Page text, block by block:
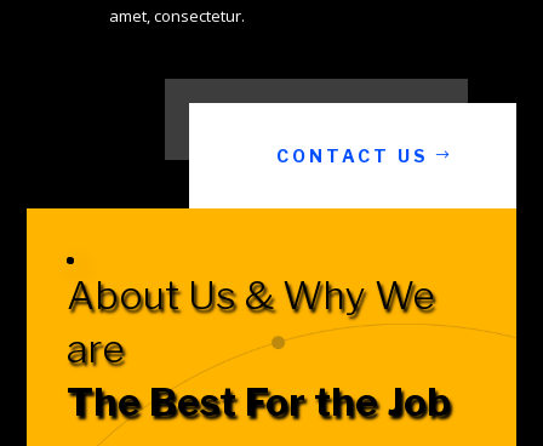
amet, consectetur.
CONTACT US
About Us & Why We
are
The Best For the Job